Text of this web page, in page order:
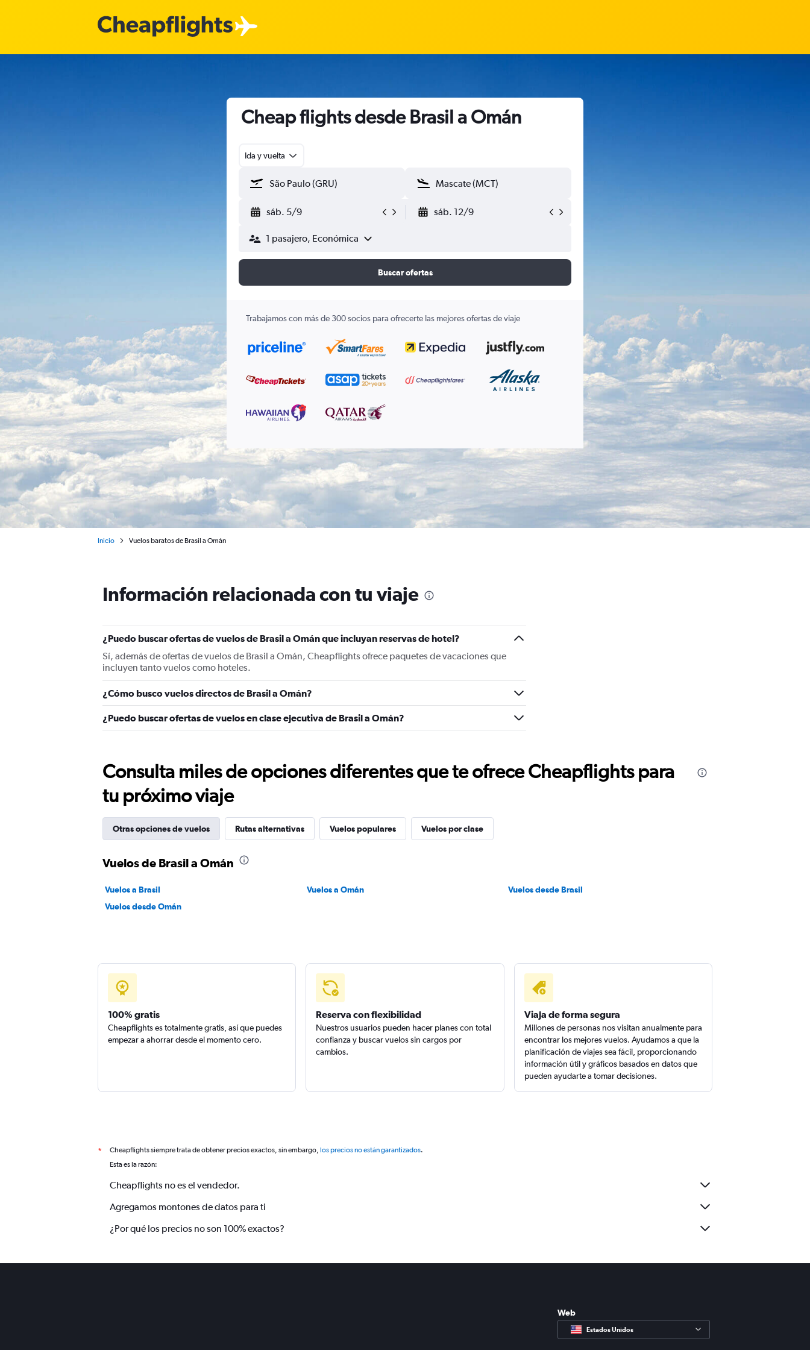
Cheap flights desde Brasil a Omán
Ida y vuelta
sáb. 5/9 sáb. 12/9
1 pasajero, Económica
Buscar ofertas
Trabajamos con más de 300 socios para ofrecerte las mejores ofertas de viaje
Inicio Vuelos baratos de Brasil a Omán
Información relacionada con tu viaje
¿Puedo buscar ofertas de vuelos de Brasil a Omán que incluyan reservas de hotel?
Sí, además de ofertas de vuelos de Brasil a Omán, Cheapflights ofrece paquetes de vacaciones que
incluyen tanto vuelos como hoteles.
¿Cómo busco vuelos directos de Brasil a Omán?
¿Puedo buscar ofertas de vuelos en clase ejecutiva de Brasil a Omán?
Consulta miles de opciones diferentes que te ofrece Cheapflights para
tu próximo viaje
Otras opciones de vuelos Rutas alternativas Vuelos populares Vuelos por clase
Vuelos de Brasil a Omán
Vuelos a Brasil Vuelos a Omán
Vuelos desde Brasil
Vuelos desde Omán
100% gratis
Cheapflights es totalmente gratis, así que puedes
empezar a ahorrar desde el momento cero.
Reserva con flexibilidad
Nuestros usuarios pueden hacer planes con total
confianza y buscar vuelos sin cargos por
cambios.
Viaja de forma segura
Millones de personas nos visitan anualmente para
encontrar los mejores vuelos. Ayudamos a que la
planificación de viajes sea fácil, proporcionando
información útil y gráficos basados en datos que
pueden ayudarte a tomar decisiones.
* Cheapflights siempre trata de obtener precios exactos, sin embargo, los precios no están garantizados.
Esta es la razón:
Cheapflights no es el vendedor.
Agregamos montones de datos para ti
¿Por qué los precios no son 100% exactos?
Web
Estados Unidos